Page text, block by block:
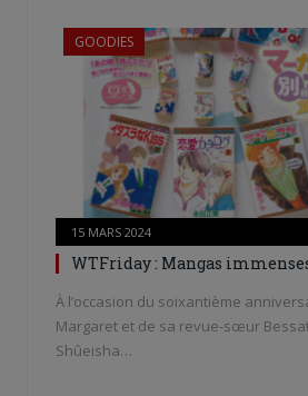
GOODIES
15 MARS 2024
WTFriday : Mangas
À l’occasion du soixantième
Margaret et de sa revue-sœur
Shûeisha…